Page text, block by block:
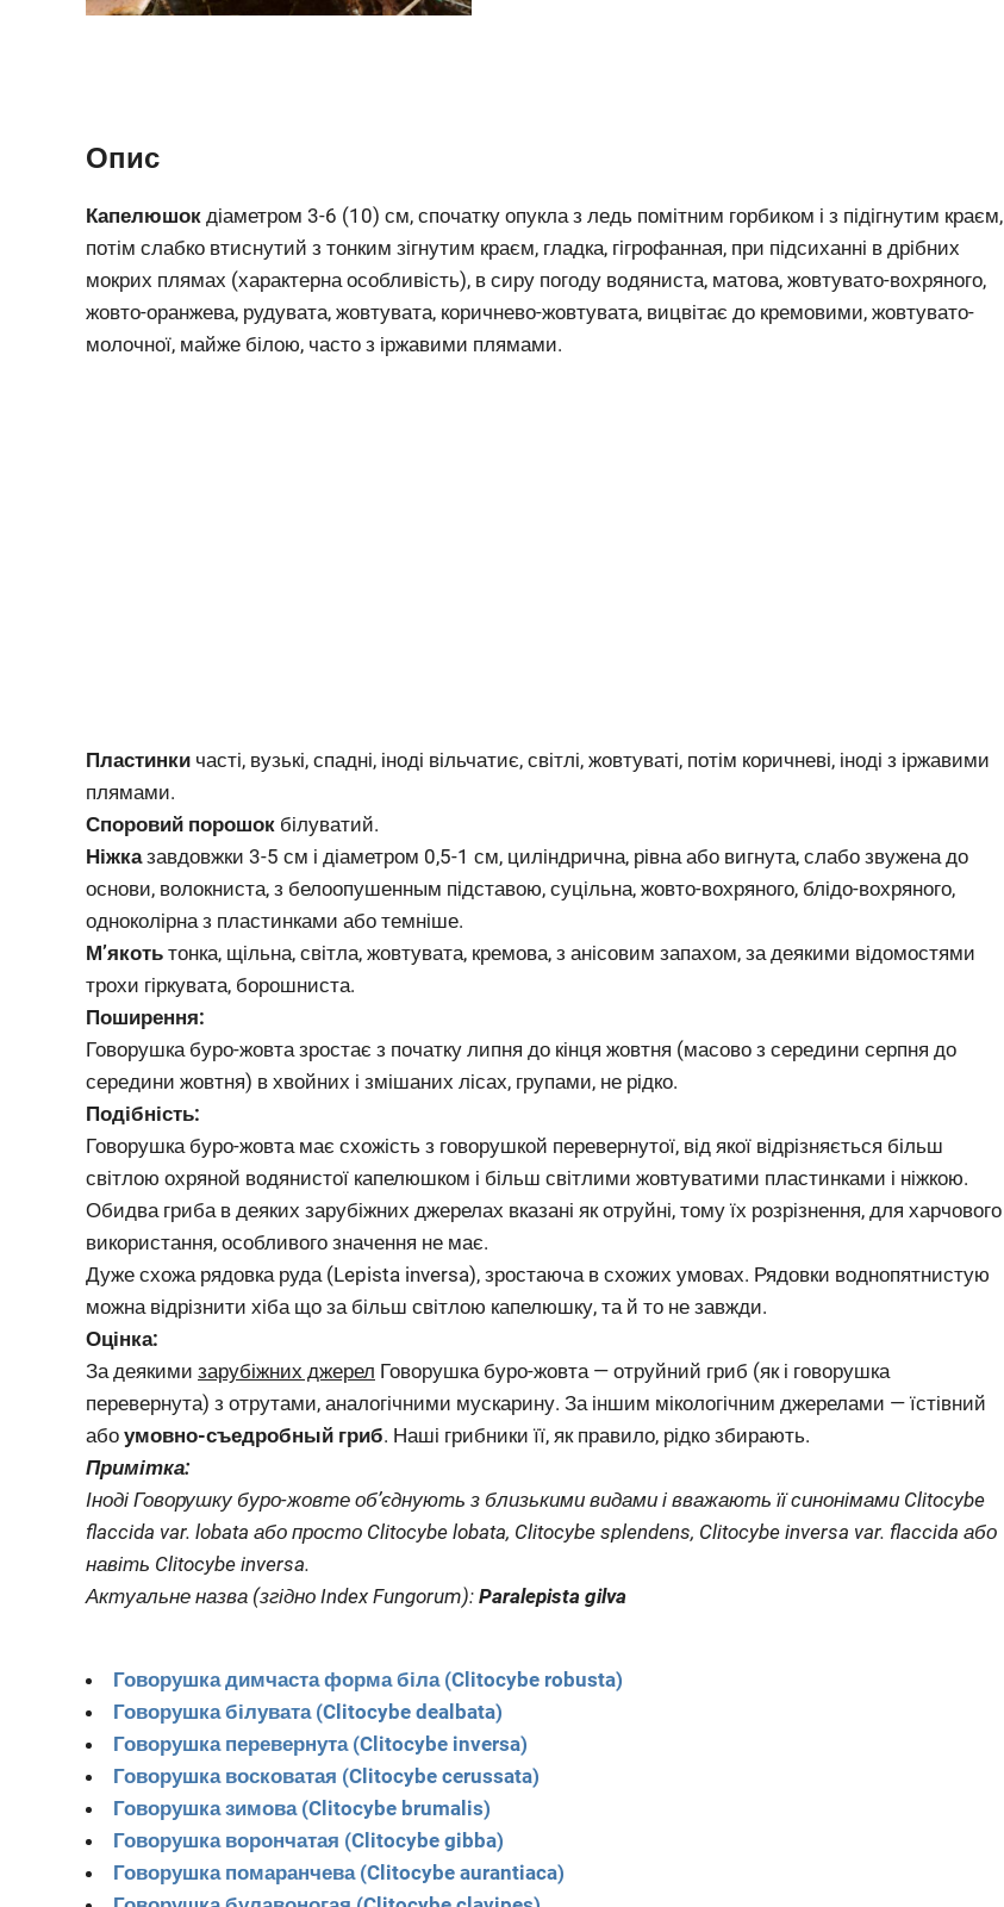
Опис
Капелюшок діаметром 3-6 (10) см, спочатку опукла з ледь помітним горбиком і з підігнутим краєм,
потім слабко втиснутий з тонким зігнутим краєм, гладка, гігрофанная, при підсиханні в дрібних
мокрих плямах (характерна особливість), в сиру погоду водяниста, матова, жовтувато-вохряного,
жовто-оранжева, рудувата, жовтувата, коричнево-жовтувата, вицвітає до кремовими, жовтувато-
молочної, майже білою, часто з іржавими плямами.
Пластинки часті, вузькі, спадні, іноді вільчатиє, світлі, жовтуваті, потім коричневі, іноді з іржавими
плямами.
Споровий порошок білуватий.
Ніжказавдовжки 3-5 см і діаметром 0,5-1 см, циліндрична, рівна або вигнута, слабо звужена до
основи, волокниста, з белоопушенным підставою, суцільна, жовто-вохряного, блідо-вохряного,
одноколірна з пластинками або темніше.
М’якоть тонка, щільна, світла, жовтувата, кремова, з анісовим запахом, за деякими відомостями
трохи гіркувата, борошниста.
Поширення:
Говорушка буро-жовта зростає з початку липня до кінця жовтня (масово з середини серпня до
середини жовтня) в хвойних і змішаних лісах, групами, не рідко.
Подібність:
Говорушка буро-жовта має схожість з говорушкой перевернутої, від якої відрізняється більш
світлою охряной водянистої капелюшком і більш світлими жовтуватими пластинками і ніжкою.
Обидва гриба в деяких зарубіжних джерелах вказані як отруйні, тому їх розрізнення, для харчового
використання, особливого значення не має.
Дуже схожа рядовка руда (Lepista inversa), зростаюча в схожих умовах. Рядовки воднопятнистую
можна відрізнити хіба що за більш світлою капелюшку, та й то не завжди.
Оцінка:
За деякими зарубіжних джерел Говорушка буро-жовта — отруйний гриб (як і говорушка
перевернута) з отрутами, аналогічними мускарину. За іншим мікологічним джерелами — їстівний
або умовно-съедробный гриб. Наші грибники її, як правило, рідко збирають.
Примітка:
Іноді Говорушку буро-жовте об’єднують з близькими видами і вважають її синонімами Clitocybe
flaccida var. lobata або просто Clitocybe lobata, Clitocybe splendens, Clitocybe inversa var. flaccida або
навіть Clitocybe inversa.
Актуальне назва (згідно Index Fungorum): Paralepista gilva
Говорушка димчаста форма біла (Clitocybe robusta)
Говорушка білувата (Clitocybe dealbata)
Говорушка перевернута (Clitocybe inversa)
Говорушка восковатая (Clitocybe cerussata)
Говорушка зимова (Clitocybe brumalis)
Говорушка ворончатая (Clitocybe gibba)
Говорушка помаранчева (Clitocybe aurantiaca)